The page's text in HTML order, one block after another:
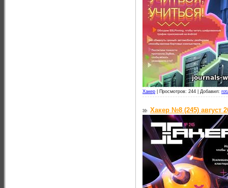
Хакер Просмотров: 244 | Добавил:
Хакер №8 (245) август